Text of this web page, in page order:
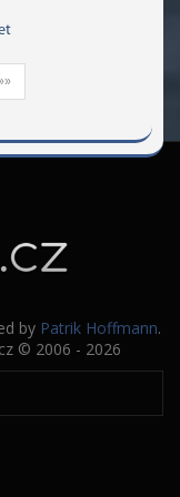
nic.
A stejně tak
generace.
by Patrik Hoffmann.
© 2006 - 2026